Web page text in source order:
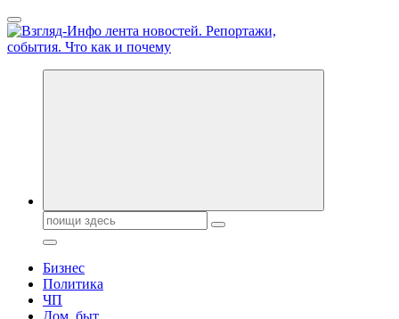
Перейти
к
содержанию
Обо всем и обо всех, что зачем и почему. Новости политики,
Поиск:
Бизнес
Политика
ЧП
Дом, быт